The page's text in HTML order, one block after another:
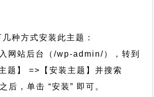
种方式安装此主题：
网站后台（/wp-admin/），转到
题】 =>【安装主题】并搜索
后，单击 “安装” 即可。